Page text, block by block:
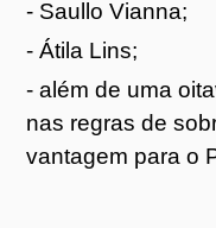
- Saullo Vianna;
- Átila Lins;
- além de uma
nas regras de
vantagem para o